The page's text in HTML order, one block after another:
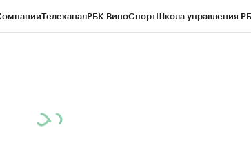
ТелеканалРБК ВиноСпортШкола управления